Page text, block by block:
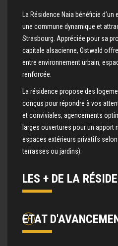
La Résidence Naia bénéficie
une commune dynamique et
Strasbourg. Appréciée pour sa
capitale alsacienne, Ostwald
entre environnement urbain,
renforcée.
La résidence propose des
conçus pour répondre à vos
et conviviales, agencements
larges ouvertures pour un apport
espaces extérieurs privatifs
terrasses ou jardins).
LES + DE LA
ETAT